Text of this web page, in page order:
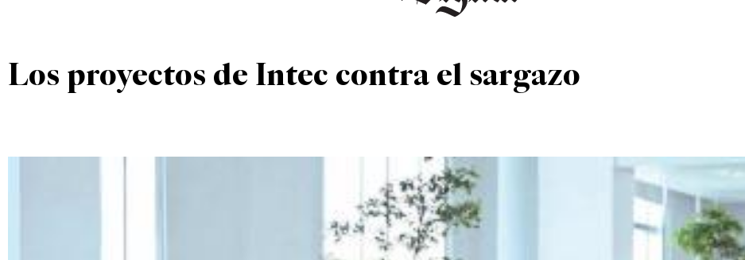
Los proyectos de Intec contra el sargazo